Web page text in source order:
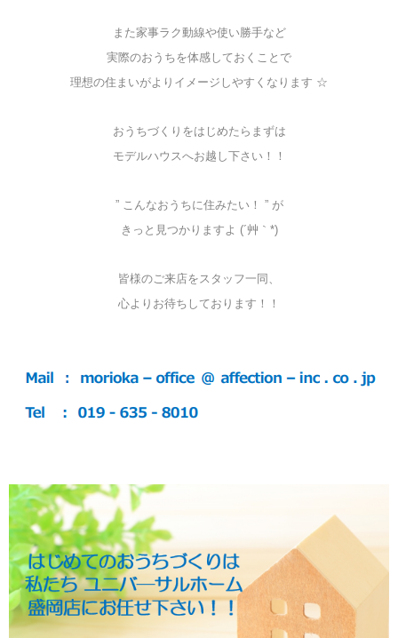
また家事ラク動線や使い勝手など
実際のおうちを体感しておくことで
理想の住まいがよりイメージしやすくなります ☆
おうちづくりをはじめたらまずは
モデルハウスへお越し下さい！！
” こんなおうちに住みたい！ ” が
きっと見つかりますよ (´艸｀*)
皆様のご来店をスタッフ一同、
心よりお待ちしております！！